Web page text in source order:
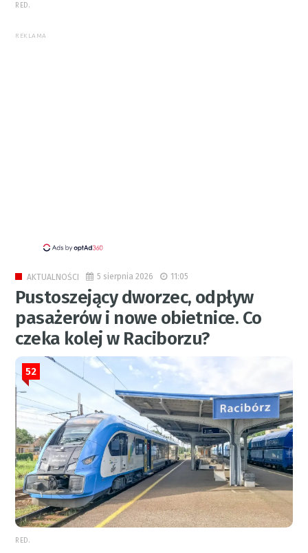
RED.
REKLAMA
AKTUALNOŚCI 5 sierpnia 2026 11:05
Pustoszejący dworzec, odpływ
pasażerów i nowe obietnice. Co
czeka kolej w Raciborzu?
52
RED.